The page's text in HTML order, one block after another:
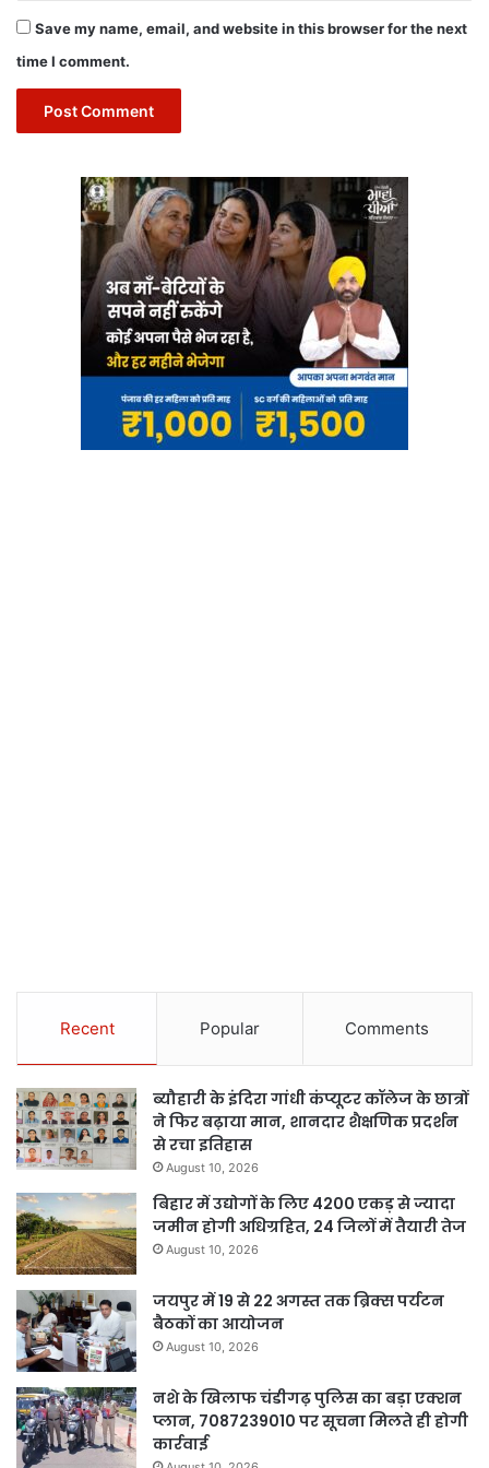
Save my name, email, and website in this browser for the next
time I comment.
Recent Popular Comments
ब्यौहारी के इंदिरा गांधी कंप्यूटर कॉलेज के छात्रों
ने फिर बढ़ाया मान, शानदार शैक्षणिक प्रदर्शन
से रचा इतिहास
August 10, 2026
बिहार में उद्योगों के लिए 4200 एकड़ से ज्यादा
जमीन होगी अधिग्रहित, 24 जिलों में तैयारी तेज
August 10, 2026
जयपुर में 19 से 22 अगस्त तक ब्रिक्स पर्यटन
बैठकों का आयोजन
August 10, 2026
नशे के खिलाफ चंडीगढ़ पुलिस का बड़ा एक्शन
प्लान, 7087239010 पर सूचना मिलते ही होगी
कार्रवाई